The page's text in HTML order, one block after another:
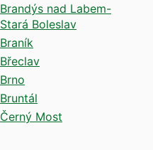
Brandýs nad Labem-
Stará Boleslav
Braník
Břeclav
Brno
Bruntál
Černý Most